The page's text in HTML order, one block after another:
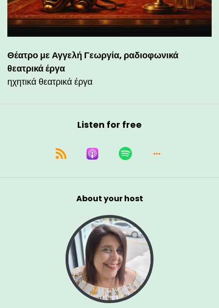
Θέατρο με Αγγελή Γεωργία, ραδιοφωνικά
θεατρικά έργα
ηχητικά θεατρικά έργα
Listen for free
About your host